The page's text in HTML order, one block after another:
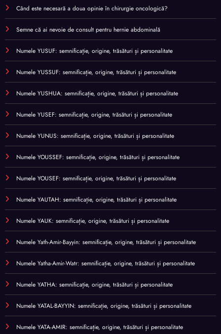
Când este necesară a doua opinie în chirurgie oncologică?
Semne că ai nevoie de consult pentru hernie abdominală
Numele YUSUF: semnificație, origine, trăsături și personalitate
Numele YUSSUF: semnificație, origine, trăsături și personalitate
Numele YUSHUA: semnificație, origine, trăsături și personalitate
Numele YUSEF: semnificație, origine, trăsături și personalitate
Numele YUNUS: semnificație, origine, trăsături și personalitate
Numele YOUSSEF: semnificație, origine, trăsături și personalitate
Numele YOUSEF: semnificație, origine, trăsături și personalitate
Numele YAUTAH: semnificație, origine, trăsături și personalitate
Numele YAUK: semnificație, origine, trăsături și personalitate
Numele Yath-Amir-Bayyin: semnificație, origine, trăsături și personalitate
Numele Yatha-Amir-Watr: semnificație, origine, trăsături și personalitate
Numele YATHA: semnificație, origine, trăsături și personalitate
Numele YATAL-BAYYIN: semnificație, origine, trăsături și personalitate
Numele YATA-AMIR: semnificație, origine, trăsături și personalitate